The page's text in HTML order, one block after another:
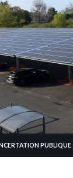
PUBLIQUE